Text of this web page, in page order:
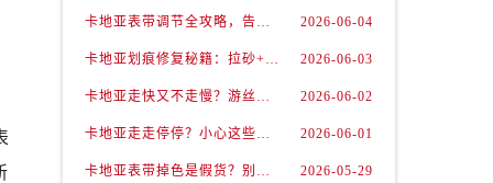
卡地亚表带调节全攻略，告别过短烦恼 2026-06-04
卡地亚划痕修复秘籍：拉砂+抛光双工艺还原如新 2026-06-03
卡地亚走快又不走慢？游丝问题你了解多少？ 2026-06-02
卡地亚走走停停？小心这些隐藏杀手 2026-06-01
卡地亚表带掉色是假货？别急，可能是这些日常习惯惹的祸 2026-05-29